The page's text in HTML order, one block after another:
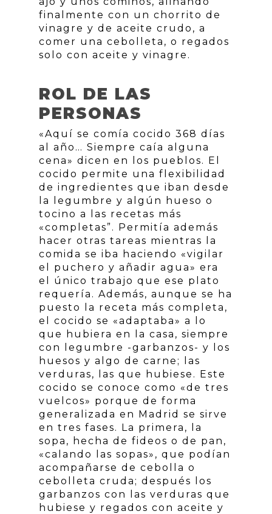
finalmente con un chorrito de
vinagre y de aceite crudo, a
comer una cebolleta, o regados
solo con aceite y vinagre.
ROL DE LAS
PERSONAS
«Aquí se comía cocido 368 días
al año… Siempre caía alguna
cena» dicen en los pueblos. El
cocido permite una flexibilidad
de ingredientes que iban desde
la legumbre y algún hueso o
tocino a las recetas más
«completas”. Permitía además
hacer otras tareas mientras la
comida se iba haciendo «vigilar
el puchero y añadir agua» era
el único trabajo que ese plato
requería. Además, aunque se ha
puesto la receta más completa,
el cocido se «adaptaba» a lo
que hubiera en la casa, siempre
con legumbre -garbanzos- y los
huesos y algo de carne; las
verduras, las que hubiese. Este
cocido se conoce como «de tres
vuelcos» porque de forma
generalizada en Madrid se sirve
en tres fases. La primera, la
sopa, hecha de fideos o de pan,
«calando las sopas», que podían
acompañarse de cebolla o
cebolleta cruda; después los
garbanzos con las verduras que
hubiese y regados con aceite y